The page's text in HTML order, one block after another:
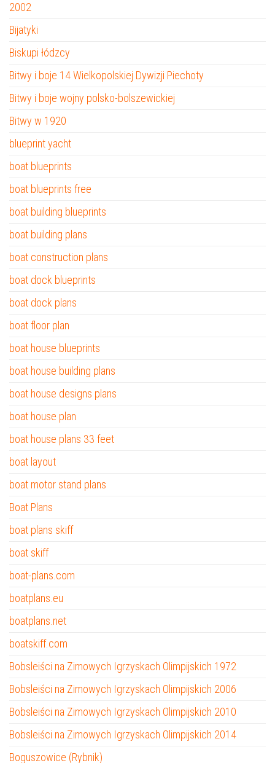
2002
Bijatyki
Biskupi łódzcy
Bitwy i boje 14 Wielkopolskiej Dywizji Piechoty
Bitwy i boje wojny polsko-bolszewickiej
Bitwy w 1920
blueprint yacht
boat blueprints
boat blueprints free
boat building blueprints
boat building plans
boat construction plans
boat dock blueprints
boat dock plans
boat floor plan
boat house blueprints
boat house building plans
boat house designs plans
boat house plan
boat house plans 33 feet
boat layout
boat motor stand plans
Boat Plans
boat plans skiff
boat skiff
boat-plans.com
boatplans.eu
boatplans.net
boatskiff.com
Bobsleiści na Zimowych Igrzyskach Olimpijskich 1972
Bobsleiści na Zimowych Igrzyskach Olimpijskich 2006
Bobsleiści na Zimowych Igrzyskach Olimpijskich 2010
Bobsleiści na Zimowych Igrzyskach Olimpijskich 2014
Boguszowice (Rybnik)